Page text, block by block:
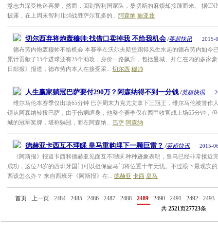
意志力深受枪迷喜爱，然而，回到智利国家队，桑切斯的麻烦却接踵而来。 据
披露，在上周末智利1比0战胜萨尔瓦多的... 阿森纳 迪亚兹
切尔西弃将炮轰穆帅:找借口卖掉我 不给我机会 /英超快讯 2015-
德布劳内炮轰穆帅不给机会 本赛季在沃尔夫斯堡踢得风生水起的德布劳内如今
累计贡献了15个进球还有25个助攻，身价一路飙升，包括曼城、拜仁在内的多家
日邮报》报道，德布劳内本人在接受采... 切尔西 穆帅
人生赢家躺冠巴萨要付290万？阿森纳得不到一分钱 /英超快讯
维尔马伦本赛季仅出场65分钟 巴萨周末力克尤文拿下三冠王，维尔马伦被誉作
镑从阿森纳转投巴萨，由于伤病缠身，他整个赛季仅在西甲收官战上场65分钟，
城的冠军奖牌，堪称躺冠，而在阿森纳... 巴萨 阿森纳
德赫亚卡西互不理睬 皇马重购埋下一颗巨雷？ /英超快讯 2015-
《阿斯报》报道卡西和德赫亚见面互不理睬 种种迹象表明，皇马已经非常接近
成功，这位24岁的西班牙国门可以担保皇马门将位置十年无忧。不过眼下最现实
西该怎么办？ 来自西班牙《阿斯报》在... 德赫亚 卡西 皇马
首页 上一页 2484 2485 2486 2487 2488 2489 2490 2491 2492
2493
共 2521页27723条